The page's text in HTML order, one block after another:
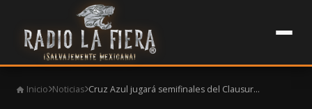
Inicio Noticias Cruz Azul jugará semifinales del Clausur...